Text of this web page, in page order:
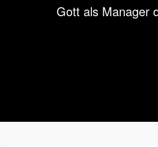
Gott als Manager